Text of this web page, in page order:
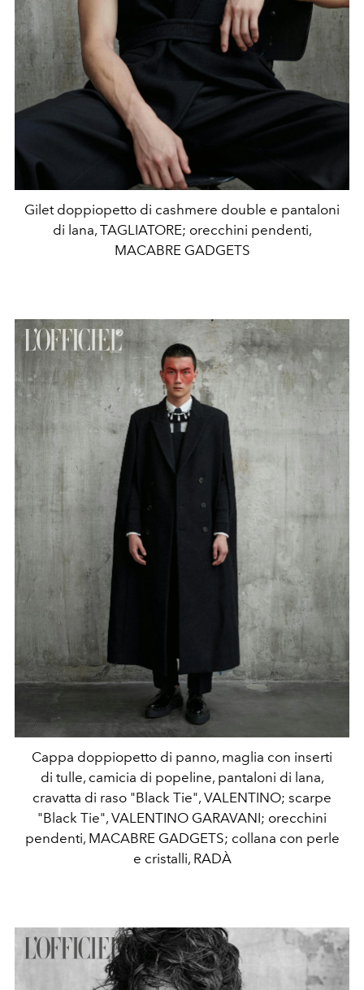
Gilet doppiopetto di cashmere double e pantaloni
di lana, TAGLIATORE; orecchini pendenti,
MACABRE GADGETS
Cappa doppiopetto di panno, maglia con inserti
di tulle, camicia di popeline, pantaloni di lana,
cravatta di raso "Black Tie", VALENTINO; scarpe
"Black Tie", VALENTINO GARAVANI; orecchini
pendenti, MACABRE GADGETS; collana con perle
e cristalli, RADÀ